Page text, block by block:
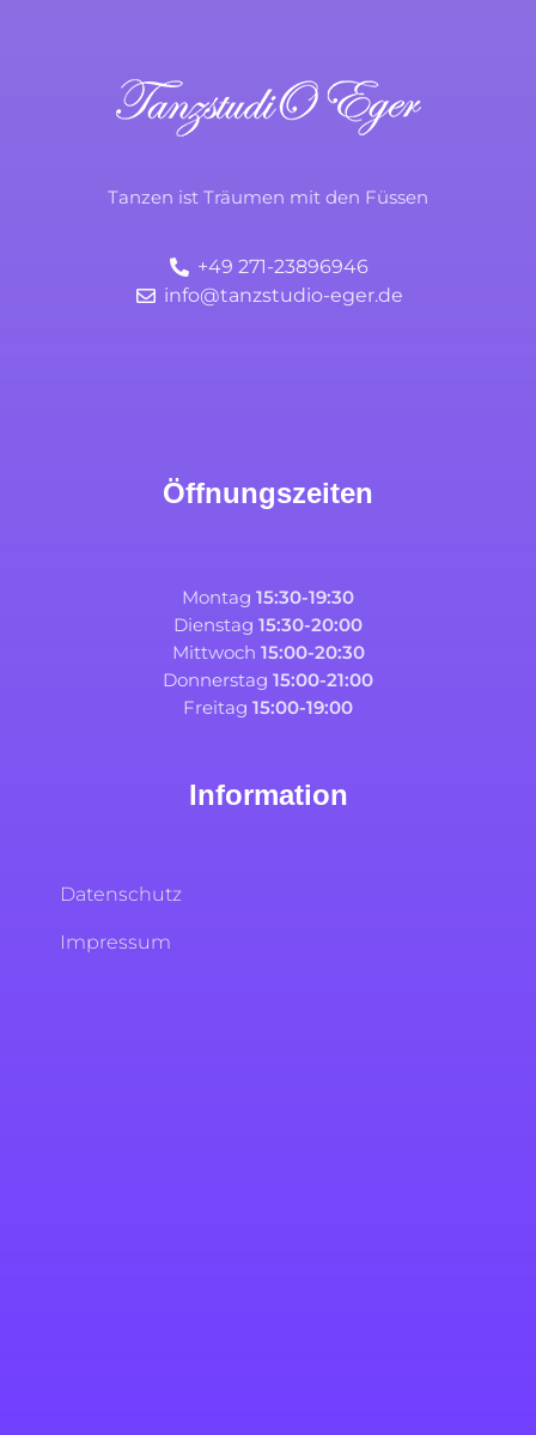
Tanzen ist Träumen mit den Füssen
+49 271-23896946
info@tanzstudio-eger.de
Öffnungszeiten
Montag 15:30-19:30
Dienstag 15:30-20:00
Mittwoch 15:00-20:30
Donnerstag 15:00-21:00
Freitag 15:00-19:00
Information
Datenschutz
Impressum